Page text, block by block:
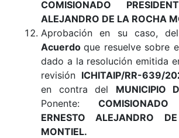
COMISIONADO
ALEJANDRO DE LA ROCHA
Aprobación en su caso,
Acuerdoque resuelve sobre
dado a la resolución emitida
revisión ICHITAIP/RR-639/
en contra del MUNICIPIO
Ponente: COMISIONADO
ERNESTO ALEJANDRO
MONTIEL.